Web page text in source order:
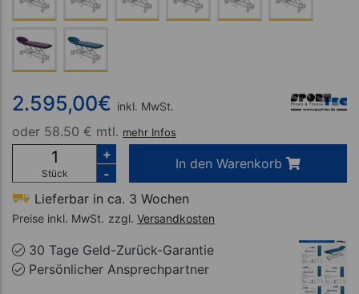
2.595,00€ inkl. MwSt.
oder 58.50 € mtl. mehr Infos
Stück
+
-
In den Warenkorb
Lieferbar in ca. 3 Wochen
Preise inkl. MwSt. zzgl. Versandkosten
30 Tage Geld-Zurück-Garantie
Persönlicher Ansprechpartner